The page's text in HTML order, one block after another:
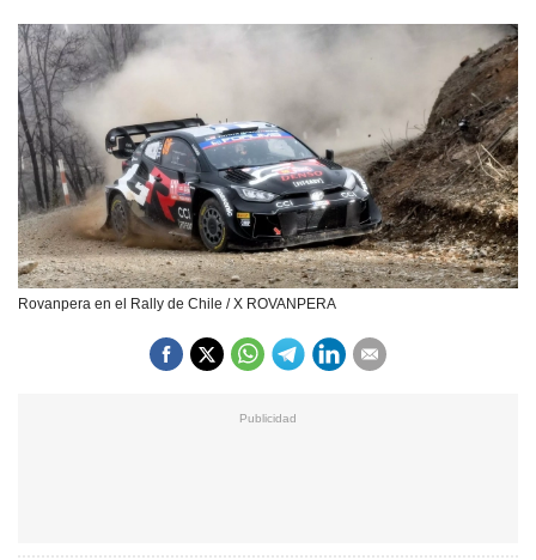
Rovanpera en el Rally de Chile / X ROVANPERA